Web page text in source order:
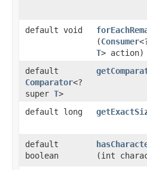
default void
(Consumer
T> action)
default
Comparator<?
super T>
default long
default
boolean
(int